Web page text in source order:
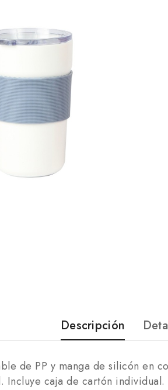
Descripción
de PP y manga de silicón en
caja de cartón individual.